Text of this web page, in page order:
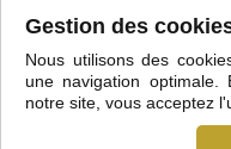
Gestion des
Nous utilisons des
une navigation optimale.
notre site, vous acceptez